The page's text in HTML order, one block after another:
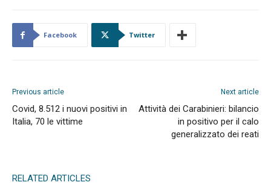
Facebook Twitter
Previous article
Covid, 8.512 i nuovi positivi in
Italia, 70 le vittime
Next article
Attività dei Carabinieri: bilancio
in positivo per il calo
generalizzato dei reati
RELATED ARTICLES